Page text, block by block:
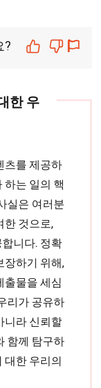
?
한 우
츠를 제공하
하는 일의 핵
실은 여러분
한 것으로,
니다. 정확
장하기 위해,
출물을 세심
리가 공유하
니라 신뢰할
함께 탐구하
대한 우리의